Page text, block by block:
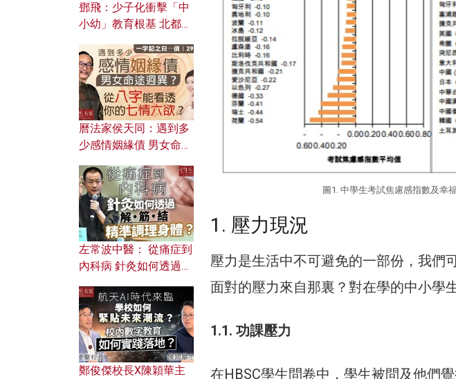
圖1. 中學生考試焦慮感指數及幸
1. 壓力現況
壓力是生活中不可避免的一部份，我們
面對的壓力來自那裏？對在學的中小學
1.1. 功課壓力
在HBSC學生問卷中，學生被問及他們
鄧飛：少子化衝擊「中
小幼」教育根基 北都如
曆法家侯天同：遇到多
少感情姻緣債 男女命途
的七情六欲？
左常波中醫： 從痛症到
內科病 針灸如何透過解
鄭俊傑校長X陳穎華主